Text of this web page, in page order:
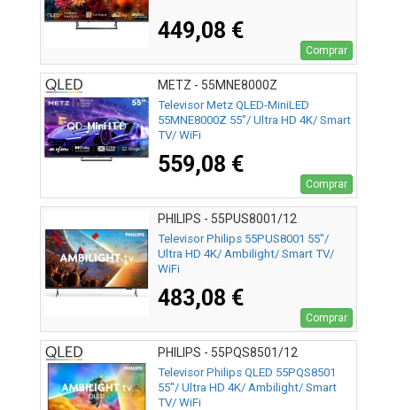
449,08 €
Comprar
METZ - 55MNE8000Z
Televisor Metz QLED-MiniLED
55MNE8000Z 55"/ Ultra HD 4K/ Smart
TV/ WiFi
559,08 €
Comprar
PHILIPS - 55PUS8001/12
Televisor Philips 55PUS8001 55"/
Ultra HD 4K/ Ambilight/ Smart TV/
WiFi
483,08 €
Comprar
PHILIPS - 55PQS8501/12
Televisor Philips QLED 55PQS8501
55"/ Ultra HD 4K/ Ambilight/ Smart
TV/ WiFi